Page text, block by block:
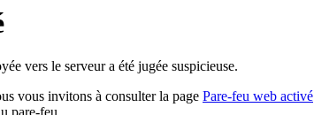
vers le serveur a été jugée suspicieuse.
vous invitons à consulter la page Pare-feu web activé